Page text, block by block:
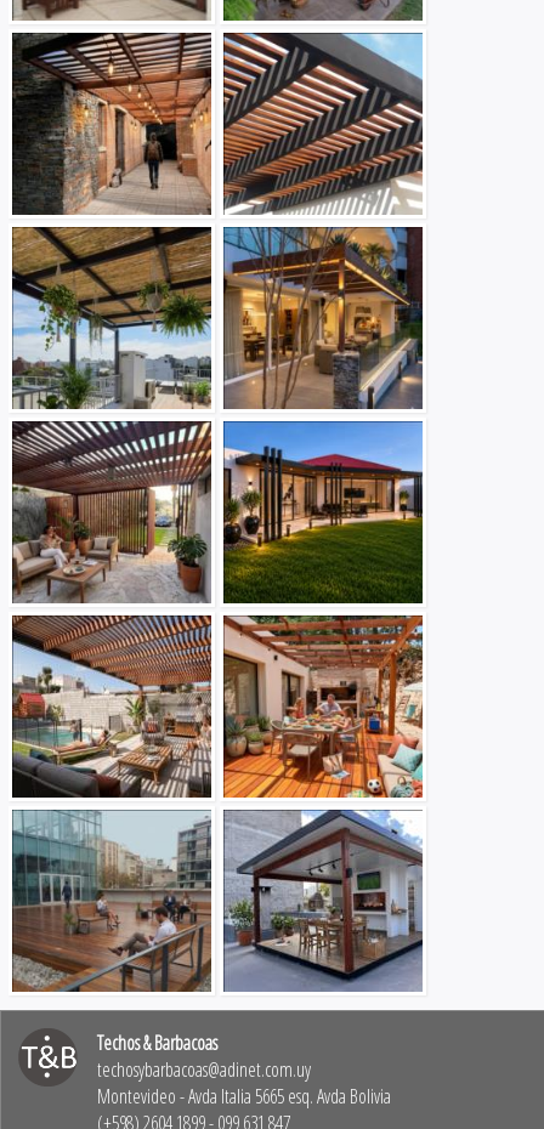
Techos & Barbacoas
techosybarbacoas@adinet.com.uy
Montevideo - Avda Italia 5665 esq. Avda Bolivia
(+598) 2604 1899 - 099 631 847